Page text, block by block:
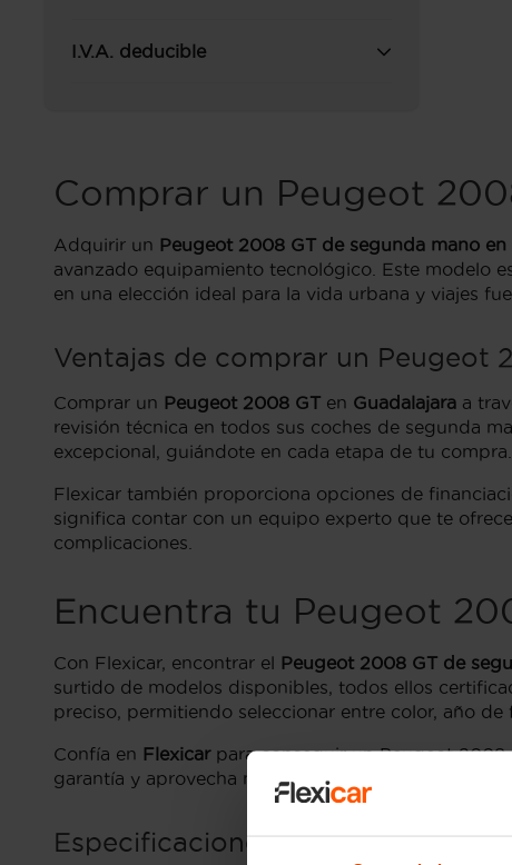
I.V.A. deducible
Comprar un Peugeot
Adquirir un Peugeot 2008 GT de segunda mano en
avanzado equipamiento tecnológico. Este modelo
en una elección ideal para la vida urbana y viajes
Ventajas de comprar un Peugeot
Comprar un Peugeot 2008 GT en Guadalajara a
revisión técnica en todos sus coches de segunda
excepcional, guiándote en cada etapa de tu compra.
Flexicar también proporciona opciones de
significa contar con un equipo experto que te
complicaciones.
Encuentra tu Peugeot
Con Flexicar, encontrar el Peugeot 2008 GT de
surtido de modelos disponibles, todos ellos
preciso, permitiendo seleccionar entre color, año de
Confía en Flexicarpara conseguir un Peugeot 2008
garantía y aprovecha nuestras exclusivas ofertas
Especificaciones del Peugeot